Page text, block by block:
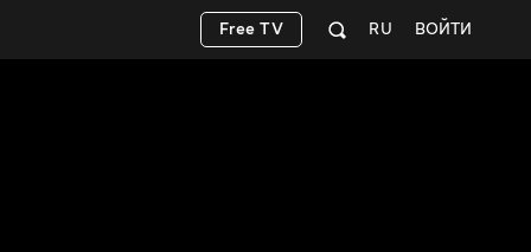
ВОЙТИ
RU
Free TV